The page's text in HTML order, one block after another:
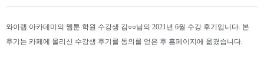
와이랩 아카데미의 웹툰 학원 수강생 김○○님의 2021년 6월 수강 후기입니다. 본
후기는 카페에 올리신 수강생 후기를 동의를 얻은 후 홈페이지에 옮겼습니다.